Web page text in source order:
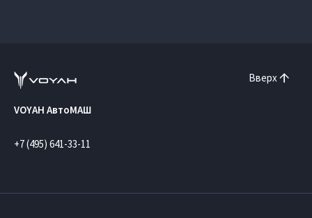
Вверх
VOYAH АвтоМАШ
+7 (495) 641-33-11